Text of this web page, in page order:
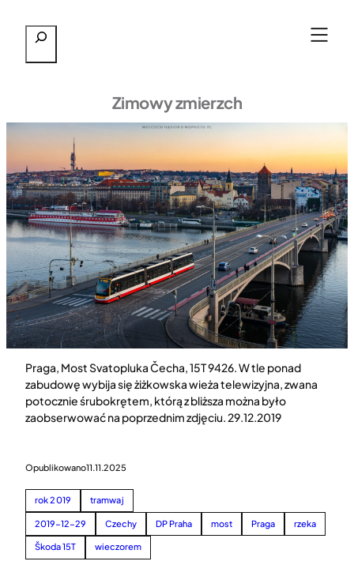
treści
Szukaj
Zimowy zmierzch
Praga, Most Svatopluka Čecha, 15T 9426. W tle ponad
zabudowę wybija się żiżkowska wieża telewizyjna, zwana
potocznie śrubokrętem, którą z bliższa można było
zaobserwować na poprzednim zdjęciu. 29.12.2019
Opublikowano11.11.2025
rok 2019 tramwaj
2019-12-29 Czechy DP Praha most Praga rzeka
Škoda 15T wieczorem